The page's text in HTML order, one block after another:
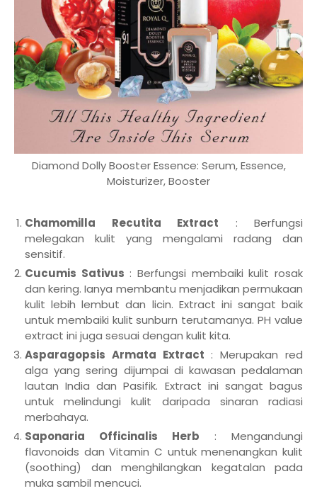
Diamond Dolly Booster Essence: Serum, Essence,
Moisturizer, Booster
Chamomilla Recutita Extract : Berfungsi
melegakan kulit yang mengalami radang dan
sensitif.
Cucumis Sativus : Berfungsi membaiki kulit rosak
dan kering. Ianya membantu menjadikan permukaan
kulit lebih lembut dan licin. Extract ini sangat baik
untuk membaiki kulit sunburn terutamanya. PH value
extract ini juga sesuai dengan kulit kita.
Asparagopsis Armata Extract : Merupakan red
alga yang sering dijumpai di kawasan pedalaman
lautan India dan Pasifik. Extract ini sangat bagus
untuk melindungi kulit daripada sinaran radiasi
merbahaya.
Saponaria Officinalis Herb : Mengandungi
flavonoids dan Vitamin C untuk menenangkan kulit
(soothing) dan menghilangkan kegatalan pada
muka sambil mencuci.